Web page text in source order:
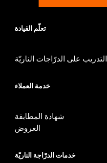
تعلّم القيادة
التدريب على الدرّاجات الناريّة
خدمة العملاء
شهادة المطابقة
العروض
خدمات الدرّاجة الناريّة